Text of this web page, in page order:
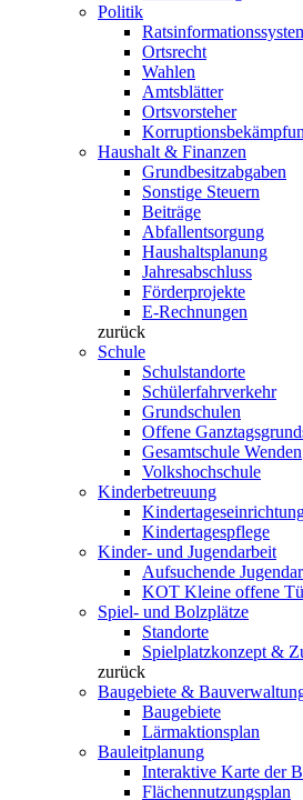
Politik
Ortsrecht
Wahlen
Amtsblätter
Ortsvorsteher
Haushalt & Finanzen
Grundbesitzabgaben
Sonstige Steuern
Beiträge
Abfallentsorgung
Haushaltsplanung
Jahresabschluss
Förderprojekte
E-Rechnungen
zurück
Schule
Schulstandorte
Schülerfahrverkehr
Grundschulen
Offene
Gesamtschule Wenden
Volkshochschule
Kinderbetreuung
Kindertagespflege
Kinder- und Jugendarbeit
Aufsuchende
KOT Kleine offene
Spiel- und Bolzplätze
Standorte
Spielplatzkonzept &
zurück
Baugebiete &
Baugebiete
Lärmaktionsplan
Bauleitplanung
Interaktive Karte der
Flächennutzungsplan